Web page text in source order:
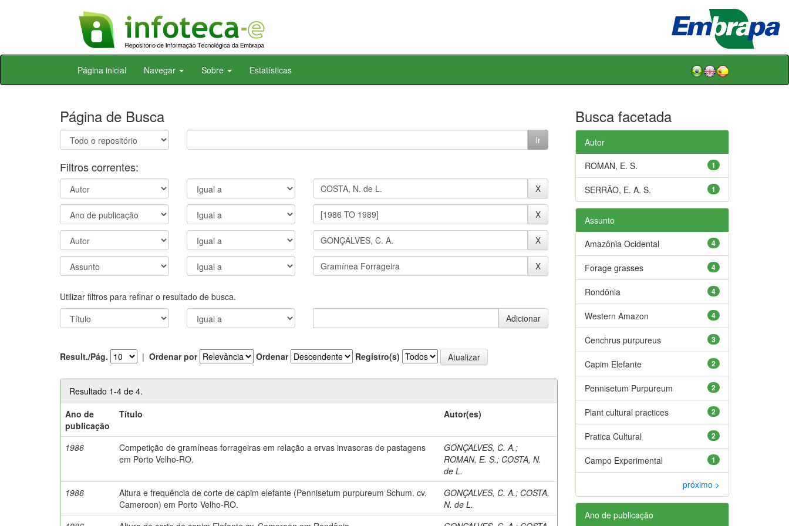
Skip
Página inicial Navegar Sobre Estatísticas
Página de Busca
Filtros correntes:
Utilizar filtros para refinar o resultado de busca.
Result./Pág. | Ordenar por Ordenar Registro(s)
Resultado 1-4 de 4.
Ano de
publicação
Título Autor(es)
1986
Competição de gramíneas forrageiras em relação a ervas invasoras de pastagens
em Porto Velho-RO.
GONÇALVES, C. A.;
ROMAN, E. S.; COSTA, N.
de L.
1986
Altura e frequência de corte de capim elefante (Pennisetum purpureum Schum. cv.
Cameroon) em Porto Velho-RO.
GONÇALVES, C. A.; COSTA,
N. de L.
Busca facetada
Autor
1
ROMAN, E. S.
1
SERRÃO, E. A. S.
Assunto
4
Amazônia Ocidental
4
Forage grasses
4
Rondônia
4
Western Amazon
3
Cenchrus purpureus
2
Capim Elefante
2
Pennisetum Purpureum
2
Plant cultural practices
2
Pratica Cultural
1
Campo Experimental
próximo >
Ano de publicação